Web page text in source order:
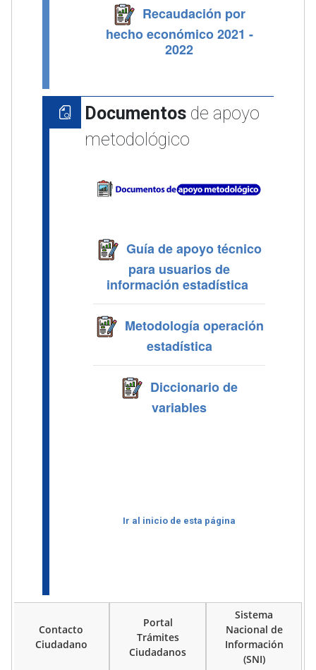
Recaudación por
hecho económico 2021 -
2022
Documentosde apoyo
metodológico
Guía de apoyo técnico
para usuarios de
información estadística
Metodología operación
estadística
Diccionario de
variables
Ir al inicio de esta página
Contacto
Ciudadano
Portal
Trámites
Ciudadanos
Sistema
Nacional de
Información
(SNI)